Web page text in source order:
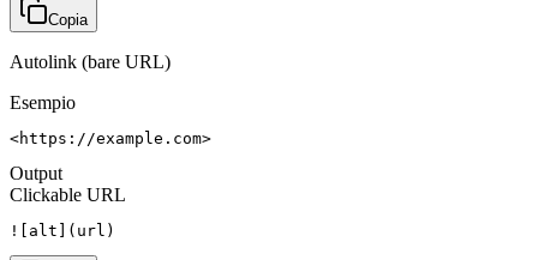
Copia
Autolink (bare URL)
Esempio
<https://example.com>
Output
Clickable URL
![alt](url)